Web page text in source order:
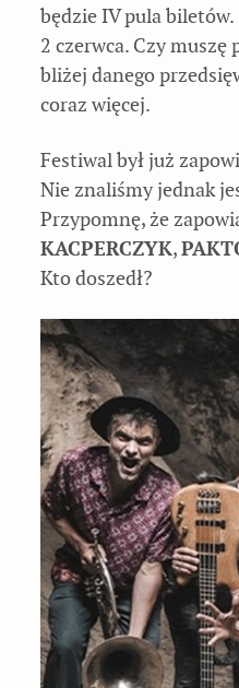
będzie IV pula
2 czerwca. Czy
bliżej danego
coraz więcej.
Festiwal był już
Nie znaliśmy jednak
Przypomnę, że
KACPERCZYK,
Kto doszedł?